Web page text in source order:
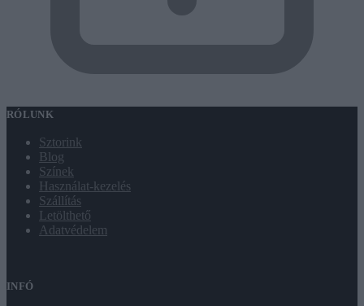
RÓLUNK
Sztorink
Blog
Színek
Használat-kezelés
Szállítás
Letölthető
Adatvédelem
INFÓ